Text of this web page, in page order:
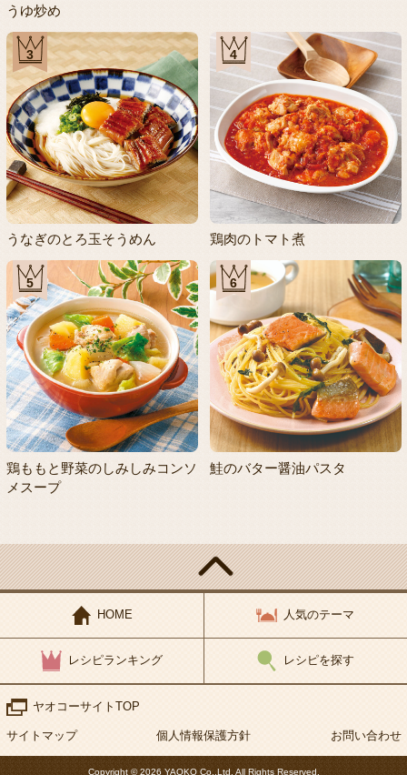
うゆ炒め
3
うなぎのとろ玉そうめん
4
鶏肉のトマト煮
5
鶏ももと野菜のしみしみコンソ
メスープ
6
鮭のバター醤油パスタ
HOME 人気のテーマ
レシピランキング レシピを探す
ヤオコーサイトTOP
サイトマップ 個人情報保護方針 お問い合わせ
Copyright © 2026 YAOKO Co.,Ltd. All Rights Reserved.